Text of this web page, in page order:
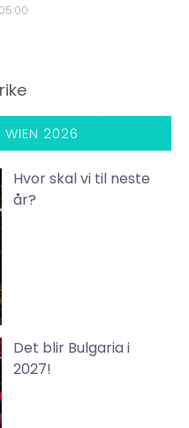
05:00
WIEN 2026
Hvor skal vi til neste
år?
Det blir Bulgaria i
2027!